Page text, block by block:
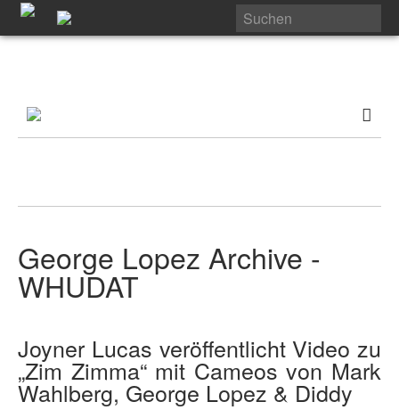
George Lopez Archive -
WHUDAT
Joyner Lucas veröffentlicht Video zu
„Zim Zimma“ mit Cameos von Mark
Wahlberg, George Lopez & Diddy